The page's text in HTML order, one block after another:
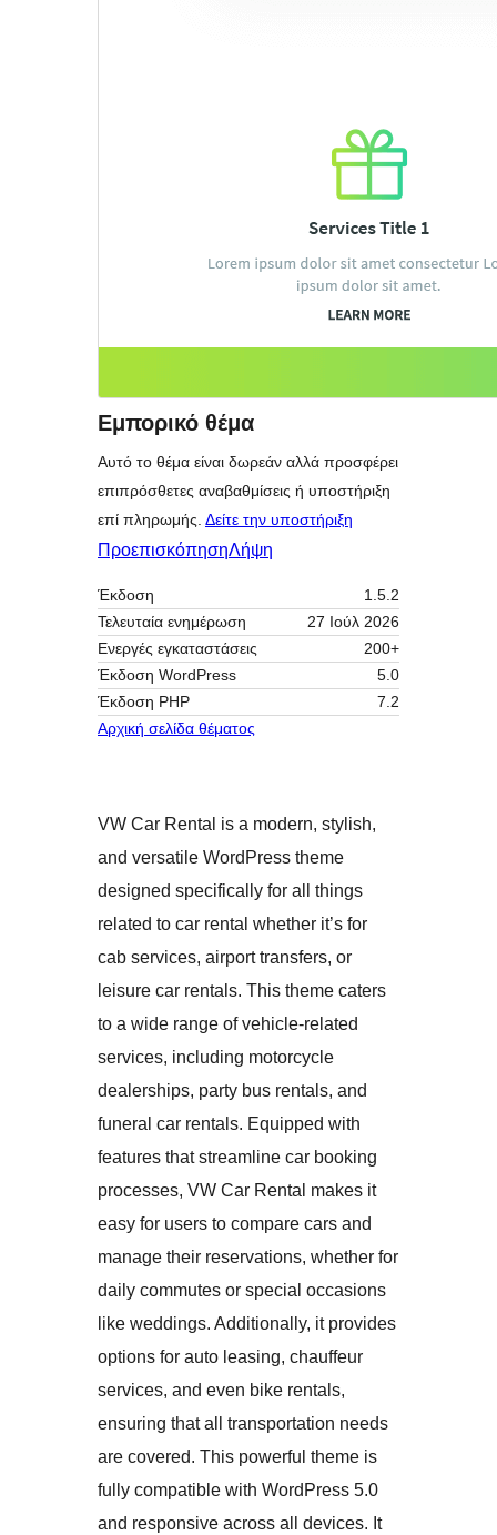
Εμπορικό θέμα
Αυτό το θέμα είναι δωρεάν αλλά προσφέρει
επιπρόσθετες αναβαθμίσεις ή υποστήριξη
επί πληρωμής. Δείτε την υποστήριξη
ΠροεπισκόπησηΛήψη
Έκδοση
1.5.2
Τελευταία ενημέρωση
27 Ιούλ 2026
Ενεργές εγκαταστάσεις
200+
Έκδοση WordPress
5.0
Έκδοση ΡΗΡ
7.2
Αρχική σελίδα θέματος
VW Car Rental is a modern, stylish,
and versatile WordPress theme
designed specifically for all things
related to car rental whether it’s for
cab services, airport transfers, or
leisure car rentals. This theme caters
to a wide range of vehicle-related
services, including motorcycle
dealerships, party bus rentals, and
funeral car rentals. Equipped with
features that streamline car booking
processes, VW Car Rental makes it
easy for users to compare cars and
manage their reservations, whether for
daily commutes or special occasions
like weddings. Additionally, it provides
options for auto leasing, chauffeur
services, and even bike rentals,
ensuring that all transportation needs
are covered. This powerful theme is
fully compatible with WordPress 5.0
and responsive across all devices. It